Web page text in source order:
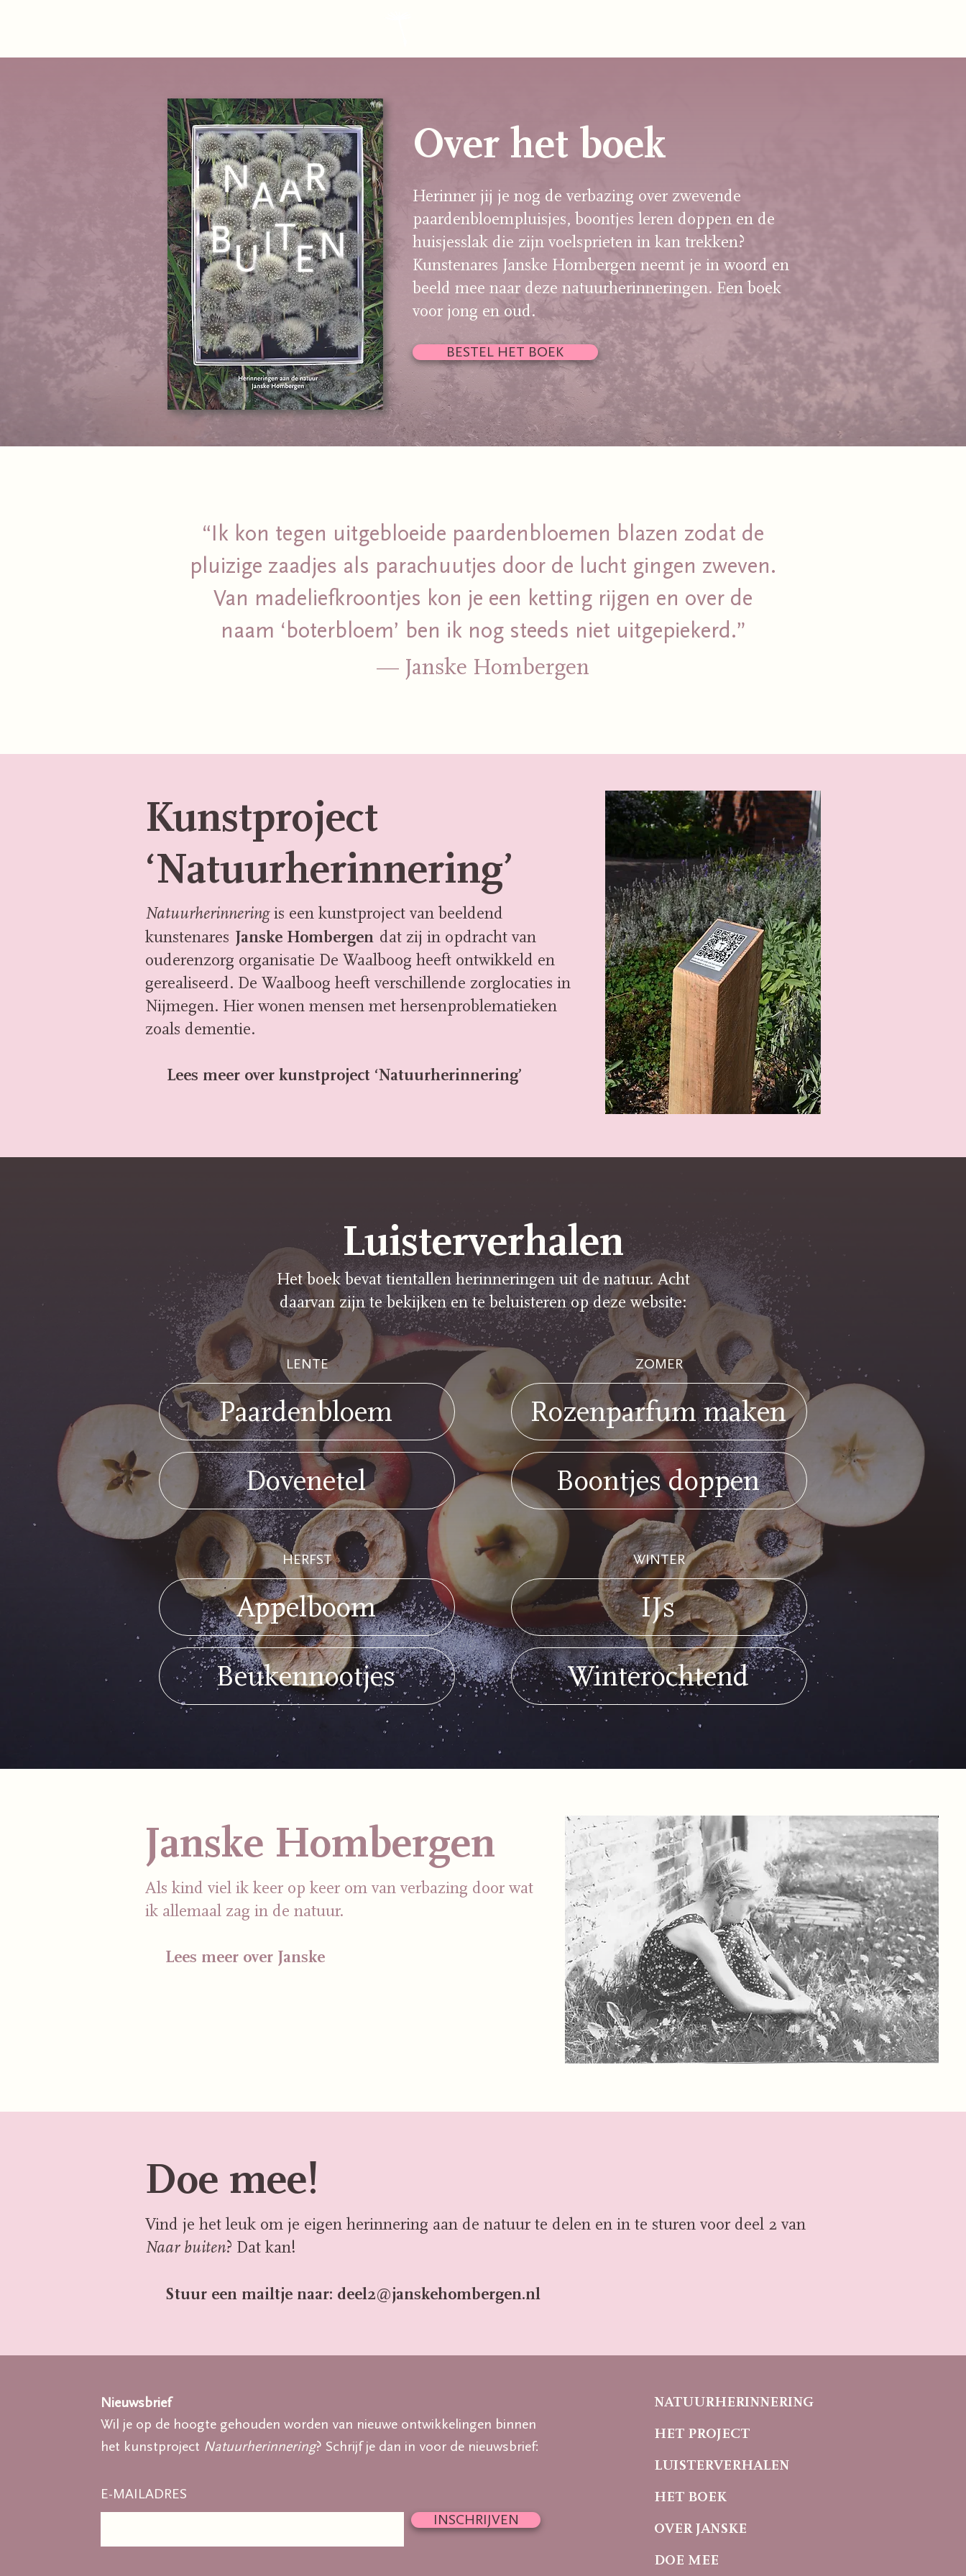
Over het boek
Herinner jij je nog de verbazing over zwevende
paardenbloempluisjes, boontjes leren doppen en de
huisjesslak die zijn voelsprieten in kan trekken?
Kunstenares Janske Hombergen neemt je in woord en
beeld mee naar deze natuurherinneringen. Een boek
voor jong en oud.
BESTEL HET BOEK
“Ik kon tegen uitgebloeide paardenbloemen blazen zodat de
pluizige zaadjes als parachuutjes door de lucht gingen zweven.
Van madeliefkroontjes kon je een ketting rijgen en over de
naam ‘boterbloem’ ben ik nog steeds niet uitgepiekerd.”
— Janske Hombergen
Kunstproject
‘Natuurherinnering’
Natuurherinneringis een kunstproject van beeldend
kunstenares Janske Hombergen dat zij in opdracht van
ouderenzorg organisatie De Waalboog heeft ontwikkeld en
gerealiseerd. De Waalboog heeft verschillende zorglocaties in
Nijmegen. Hier wonen mensen met hersenproblematieken
zoals dementie.
Lees meer over kunstproject ‘Natuurherinnering’
Luisterverhalen
Het boek bevat tientallen herinneringen uit de natuur. Acht
daarvan zijn te bekijken en te beluisteren op deze website:
LENTE
Paardenbloem
Dovenetel
ZOMER
Rozenparfum maken
Boontjes doppen
HERFST
Appelboom
Beukennootjes
WINTER
IJs
Winterochtend
Janske Hombergen
Als kind viel ik keer op keer om van verbazing door wat
ik allemaal zag in de natuur.
Lees meer over Janske
Doe mee!
Vind je het leuk om je eigen herinnering aan de natuur te delen en in te sturen voor deel 2 van
Naar buiten? Dat kan!
Stuur een mailtje naar: deel2@janskehombergen.nl
Nieuwsbrief
Wil je op de hoogte gehouden worden van nieuwe ontwikkelingen binnen
het kunstproject Natuurherinnering? Schrijf je dan in voor de nieuwsbrief:
E-MAILADRES
INSCHRIJVEN
NATUURHERINNERING
HET PROJECT
LUISTERVERHALEN
HET BOEK
OVER JANSKE
DOE MEE